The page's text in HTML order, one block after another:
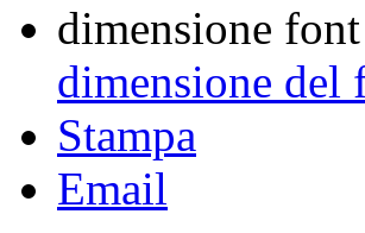
dimensione font
dimensione del
Stampa
Email